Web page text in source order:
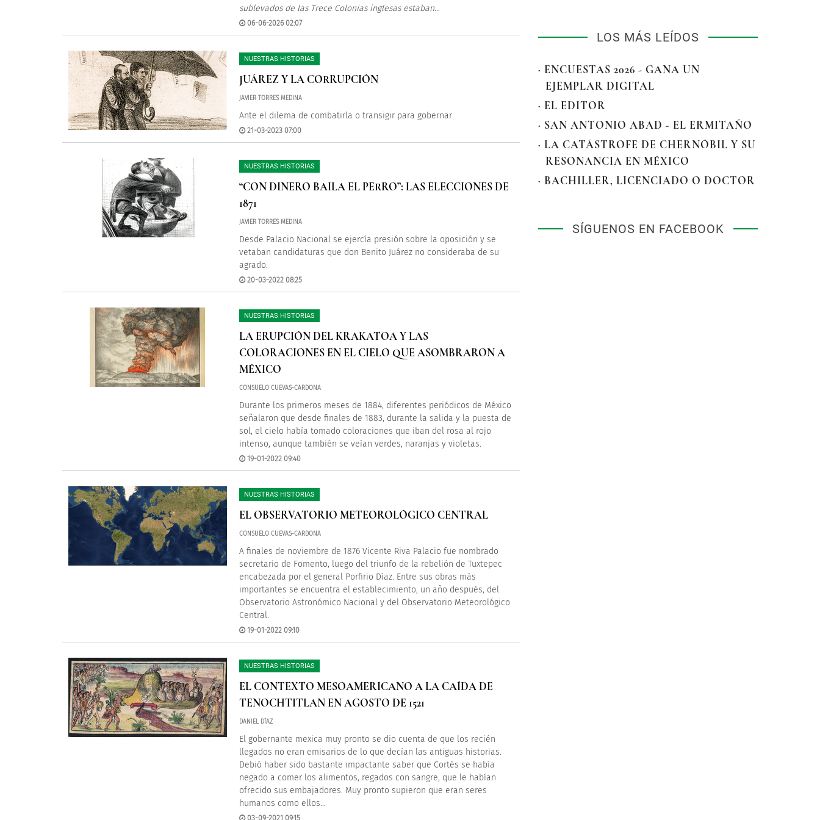
sublevados de las Trece Colonias inglesas estaban...
06-06-2026 02:07
NUESTRAS HISTORIAS
JUÁREZ Y LA CORRUPCIÓN
JAVIER TORRES MEDINA
Ante el dilema de combatirla o transigir para gobernar
21-03-2023 07:00
NUESTRAS HISTORIAS
“CON DINERO BAILA EL PERRO”: LAS ELECCIONES DE
1871
JAVIER TORRES MEDINA
Desde Palacio Nacional se ejercía presión sobre la oposición y se
vetaban candidaturas que don Benito Juárez no consideraba de su
agrado.
20-03-2022 08:25
NUESTRAS HISTORIAS
LA ERUPCIÓN DEL KRAKATOA Y LAS
COLORACIONES EN EL CIELO QUE ASOMBRARON A
MÉXICO
CONSUELO CUEVAS-CARDONA
Durante los primeros meses de 1884, diferentes periódicos de México
señalaron que desde finales de 1883, durante la salida y la puesta de
sol, el cielo había tomado coloraciones que iban del rosa al rojo
intenso, aunque también se veían verdes, naranjas y violetas.
19-01-2022 09:40
NUESTRAS HISTORIAS
EL OBSERVATORIO METEOROLÓGICO CENTRAL
CONSUELO CUEVAS-CARDONA
A finales de noviembre de 1876 Vicente Riva Palacio fue nombrado
secretario de Fomento, luego del triunfo de la rebelión de Tuxtepec
encabezada por el general Porfirio Díaz. Entre sus obras más
importantes se encuentra el establecimiento, un año después, del
Observatorio Astronómico Nacional y del Observatorio Meteorológico
Central.
19-01-2022 09:10
NUESTRAS HISTORIAS
EL CONTEXTO MESOAMERICANO A LA CAÍDA DE
TENOCHTITLAN EN AGOSTO DE 1521
DANIEL DÍAZ
El gobernante mexica muy pronto se dio cuenta de que los recién
llegados no eran emisarios de lo que decían las antiguas historias.
Debió haber sido bastante impactante saber que Cortés se había
negado a comer los alimentos, regados con sangre, que le habían
ofrecido sus embajadores. Muy pronto supieron que eran seres
humanos como ellos…
03-09-2021 09:15
LOS MÁS LEÍDOS
· ENCUESTAS 2026 - GANA UN
EJEMPLAR DIGITAL
· EL EDITOR
· SAN ANTONIO ABAD - EL ERMITAÑO
· LA CATÁSTROFE DE CHERNÓBIL Y SU
RESONANCIA EN MÉXICO
· BACHILLER, LICENCIADO O DOCTOR
SÍGUENOS EN FACEBOOK